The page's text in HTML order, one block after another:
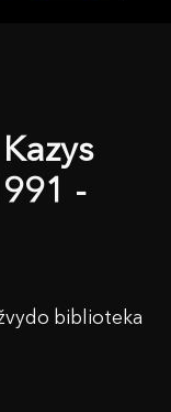
-
biblioteka